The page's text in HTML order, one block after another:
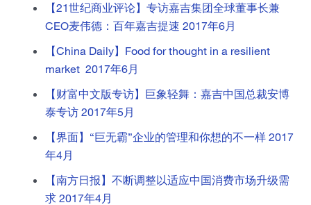
【21世纪商业评论】专访嘉吉集团全球董事长兼
CEO麦伟德：百年嘉吉提速 2017年6月
【China Daily】Food for thought in a resilient
market 2017年6月
【财富中文版专访】巨象轻舞：嘉吉中国总裁安博
泰专访 2017年5月
【界面】“巨无霸”企业的管理和你想的不一样 2017
年4月
【南方日报】不断调整以适应中国消费市场升级需
求 2017年4月